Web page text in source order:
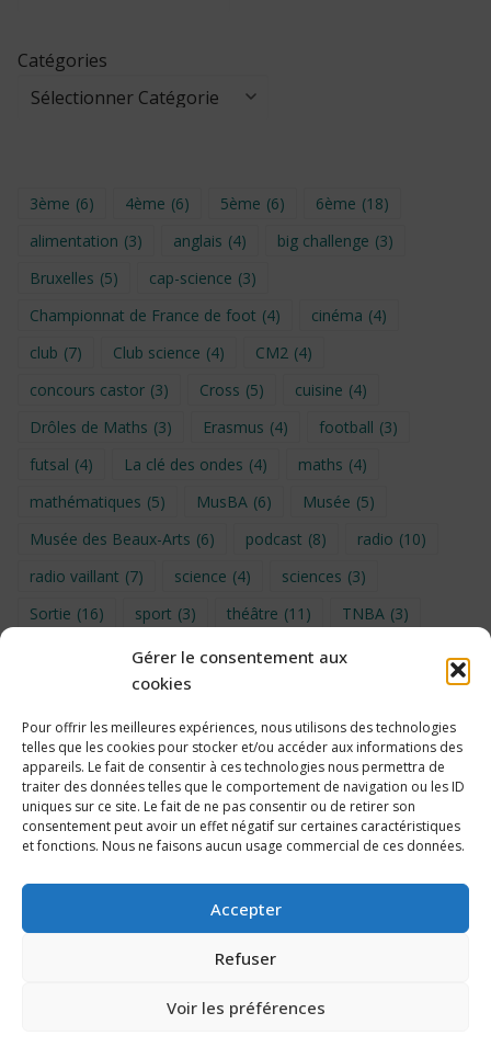
Gérer le consentement aux
cookies
Pour offrir les meilleures expériences, nous utilisons des technologies
telles que les cookies pour stocker et/ou accéder aux informations des
appareils. Le fait de consentir à ces technologies nous permettra de
traiter des données telles que le comportement de navigation ou les ID
uniques sur ce site. Le fait de ne pas consentir ou de retirer son
consentement peut avoir un effet négatif sur certaines caractéristiques
et fonctions. Nous ne faisons aucun usage commercial de ces données.
Accepter
Refuser
Voir les préférences
Catégories
3ème (6) 4ème (6) 5ème (6) 6ème (18)
alimentation (3) anglais (4) big challenge (3)
Bruxelles (5) cap-science (3)
Championnat de France de foot (4) cinéma (4)
club (7) Club science (4) CM2 (4)
concours castor (3) Cross (5) cuisine (4)
Drôles de Maths (3) Erasmus (4) football (3)
futsal (4) La clé des ondes (4) maths (4)
mathématiques (5) MusBA (6) Musée (5)
Musée des Beaux-Arts (6) podcast (8) radio (10)
radio vaillant (7) science (4) sciences (3)
Sortie (16) sport (3) théâtre (11) TNBA (3)
UNSS (9) upe2a (7) vidéo
Voyage en provence 2026
Voyage à Bruxelles 2024 (4) Wahid Chakib (4)
éco-délégués (7)
Politique de cookies
2026 Collège Édouard Vaillant, Bordeaux – Propulsé par